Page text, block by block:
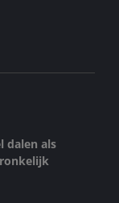
dalen als